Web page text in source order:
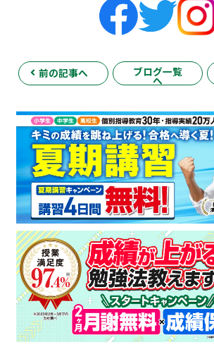
前の記事へ ブログ一覧
へ